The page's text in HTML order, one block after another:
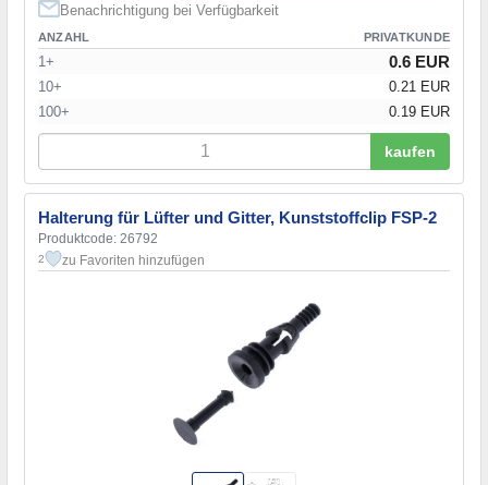
Benachrichtigung bei Verfügbarkeit
ANZAHL PRIVATKUNDE
1+ 0.6 EUR
10+
0.21 EUR
100+
0.19 EUR
kaufen
Halterung für Lüfter und Gitter, Kunststoffclip FSP-2
Produktcode: 26792
2 zu Favoriten hinzufügen